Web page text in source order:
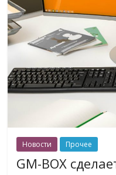
Новости Прочее
GM-BOX